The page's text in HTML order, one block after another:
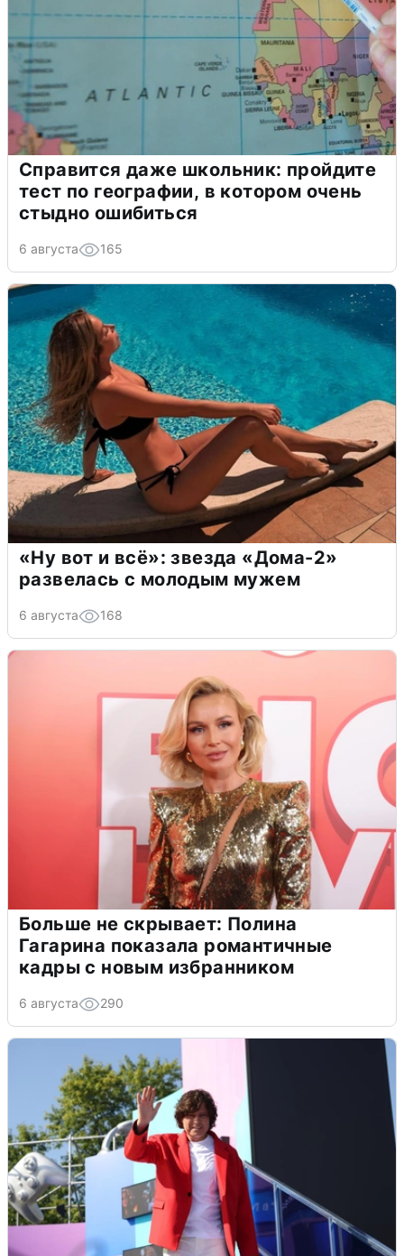
Справится даже школьник: пройдите
тест по географии, в котором очень
стыдно ошибиться
6 августа 165
«Ну вот и всё»: звезда «Дома-2»
развелась с молодым мужем
6 августа 168
Больше не скрывает: Полина
Гагарина показала романтичные
кадры с новым избранником
6 августа 290